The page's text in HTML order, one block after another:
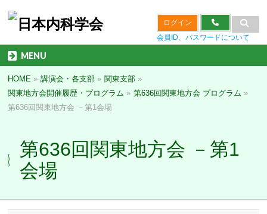
ログイン
会員ID、パスワードについて
MENU
HOME » 講演会・各支部 » 関東支部 »
関東地方会開催履歴・プログラム » 第636回関東地方会 プログラム »
第636回関東地方会 －第1会場
第636回関東地方会 －第1
会場